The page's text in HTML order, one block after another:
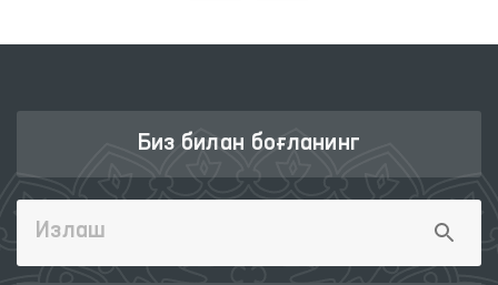
Биз билан боғланинг